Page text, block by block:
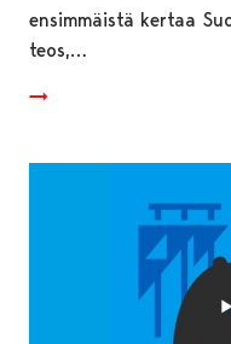
ensimmäistä kertaa
teos,…